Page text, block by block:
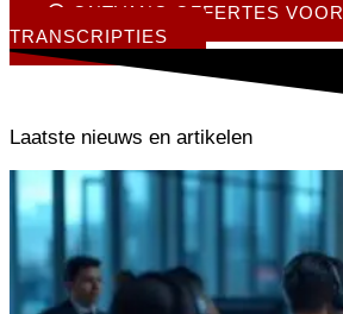
ONTVANG OFFERTES VOOR
TRANSCRIPTIES
Laatste nieuws en artikelen